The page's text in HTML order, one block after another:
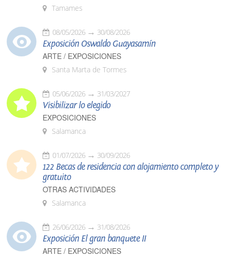
Tamames
08/05/2026 30/08/2026
Exposición Oswaldo Guayasamín
ARTE / EXPOSICIONES
Santa Marta de Tormes
05/06/2026 31/03/2027
Visibilizar lo elegido
EXPOSICIONES
Salamanca
01/07/2026 30/09/2026
122 Becas de residencia con alojamiento completo y
gratuito
OTRAS ACTIVIDADES
Salamanca
26/06/2026 31/08/2026
Exposición El gran banquete II
ARTE / EXPOSICIONES